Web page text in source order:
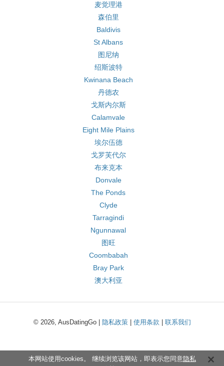
麦觉理港
森伯里
Baldivis
St Albans
图尼纳
绍斯波特
Kwinana Beach
丹德农
戈斯内尔斯
Calamvale
Eight Mile Plains
埃尔伍德
戈罗芙代尔
布来克本
Donvale
The Ponds
Clyde
Tarragindi
Ngunnawal
图旺
Coombabah
Bray Park
澳大利亚
© 2026, AusDatingGo | 隐私政策| 使用条款 联系我们
本网站使用cookies。 继续浏览该网站，即表示您同意隐私